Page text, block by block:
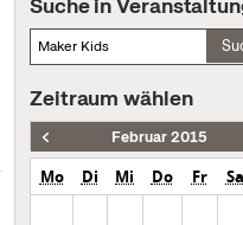
Zeitraum wählen
Februar 2015
Mo Di Mi Do Fr Sa